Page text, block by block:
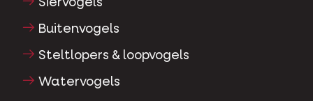
Siervogels
Buitenvogels
Steltlopers & loopvogels
Watervogels